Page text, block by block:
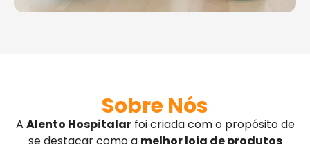
Sobre Nós
A Alento Hospitalarfoi criada com o propósito de